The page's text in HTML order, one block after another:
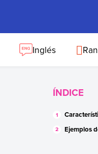
Inglés
ÍNDICE
Ejemplos